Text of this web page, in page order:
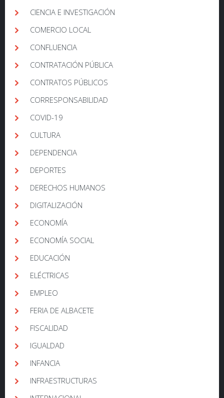
CIENCIA E INVESTIGACIÓN
COMERCIO LOCAL
CONFLUENCIA
CONTRATACIÓN PÚBLICA
CONTRATOS PÚBLICOS
CORRESPONSABILIDAD
COVID-19
CULTURA
DEPENDENCIA
DEPORTES
DERECHOS HUMANOS
DIGITALIZACIÓN
ECONOMÍA
ECONOMÍA SOCIAL
EDUCACIÓN
ELÉCTRICAS
EMPLEO
FERIA DE ALBACETE
FISCALIDAD
IGUALDAD
INFANCIA
INFRAESTRUCTURAS